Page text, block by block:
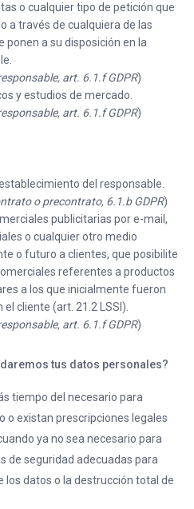
o cualquier tipo de petición que
a través de cualquiera de las
a su disposición en la
art. 6.1.f GDPR)
y estudios de mercado.
art. 6.1.f GDPR)
del responsable.
o precontrato, 6.1.b GDPR)
publicitarias por e-mail,
o cualquier otro medio
o futuro a clientes, que posibilite
referentes a productos
a los que inicialmente fueron
cliente (art. 21.2 LSSI).
art. 6.1.f GDPR)
tus datos personales?
tiempo del necesario para
existan prescripciones legales
ya no sea necesario para
de seguridad adecuadas para
datos o la destrucción total de